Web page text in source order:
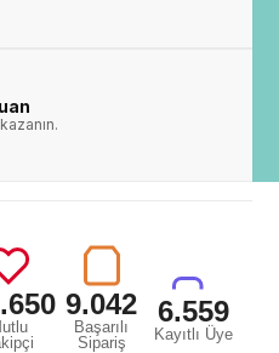
9.042
Başarılı
Sipariş
6.559
Kayıtlı Üye